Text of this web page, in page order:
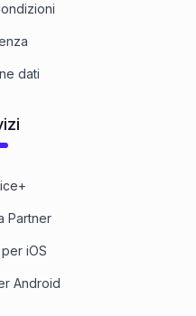
dati
Partner
iOS
Android